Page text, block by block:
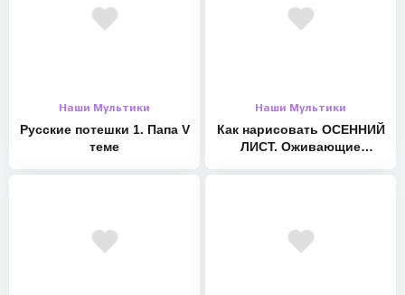
Наши Мультики
Русские потешки 1. Папа V
теме
Наши Мультики
Как нарисовать ОСЕННИЙ
ЛИСТ. Оживающие